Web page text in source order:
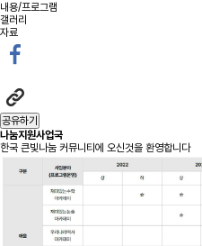
내용/프로그램
갤러리
자료
공유하기
나눔지원사업국
한국 큰빛나눔 커뮤니티에 오신것을 환영합니다